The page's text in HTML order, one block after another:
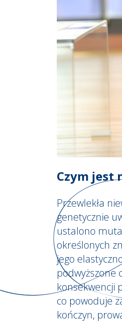
Czym jest
Przewlekła
genetycznie
ustalono
określonych
jego
podwyższone
konsekwencji
co powoduje
kończyn,